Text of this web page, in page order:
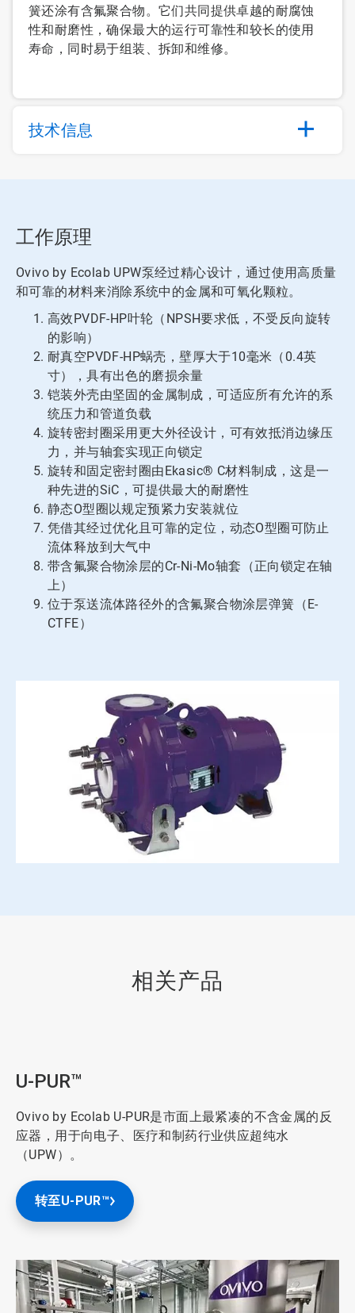
簧还涂有含氟聚合物。它们共同提供卓越的耐腐蚀
性和耐磨性，确保最大的运行可靠性和较长的使用
寿命，同时易于组装、拆卸和维修。
技术信息
工作原理
Ovivo by Ecolab UPW泵经过精心设计，通过使用高质量
和可靠的材料来消除系统中的金属和可氧化颗粒。
高效PVDF-HP叶轮（NPSH要求低，不受反向旋转
的影响）
耐真空PVDF-HP蜗壳，壁厚大于10毫米（0.4英
寸），具有出色的磨损余量
铠装外壳由坚固的金属制成，可适应所有允许的系
统压力和管道负载
旋转密封圈采用更大外径设计，可有效抵消边缘压
力，并与轴套实现正向锁定
旋转和固定密封圈由Ekasic® C材料制成，这是一
种先进的SiC，可提供最大的耐磨性
静态O型圈以规定预紧力安装就位
凭借其经过优化且可靠的定位，动态O型圈可防止
流体释放到大气中
带含氟聚合物涂层的Cr-Ni-Mo轴套（正向锁定在轴
上）
位于泵送流体路径外的含氟聚合物涂层弹簧（E-
CTFE）
相关产品
U-PUR™
Ovivo by Ecolab U-PUR是市面上最紧凑的不含金属的反
应器，用于向电子、医疗和制药行业供应超纯水
（UPW）。
转至U-PUR™